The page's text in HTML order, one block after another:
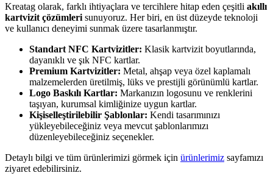
Kreatag olarak, farklı ihtiyaçlara ve tercihlere hitap eden çeşitli akıllı
kartvizit çözümlerisunuyoruz. Her biri, en üst düzeyde teknoloji
ve kullanıcı deneyimi sunmak üzere tasarlanmıştır.
Standart NFC Kartvizitler: Klasik kartvizit boyutlarında,
dayanıklı ve şık NFC kartlar.
Premium Kartvizitler: Metal, ahşap veya özel kaplamalı
malzemelerden üretilmiş, lüks ve prestijli görünümlü kartlar.
Logo Baskılı Kartlar: Markanızın logosunu ve renklerini
taşıyan, kurumsal kimliğinize uygun kartlar.
Kişiselleştirilebilir Şablonlar: Kendi tasarımınızı
yükleyebileceğiniz veya mevcut şablonlarımızı
düzenleyebileceğiniz seçenekler.
Detaylı bilgi ve tüm ürünlerimizi görmek için ürünlerimiz sayfamızı
ziyaret edebilirsiniz.